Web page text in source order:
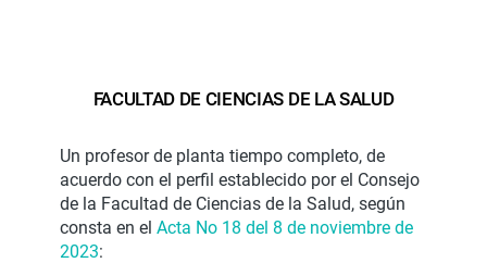
FACULTAD DE CIENCIAS DE LA SALUD
Un profesor de planta tiempo completo, de
acuerdo con el perfil establecido por el Consejo
de la Facultad de Ciencias de la Salud, según
consta en el Acta No 18 del 8 de noviembre de
2023: